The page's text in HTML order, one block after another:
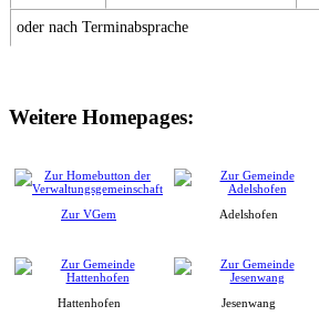
oder nach Terminabsprache
Weitere Homepages:
Zur VGem Adelshofen
Hattenhofen Jesenwang